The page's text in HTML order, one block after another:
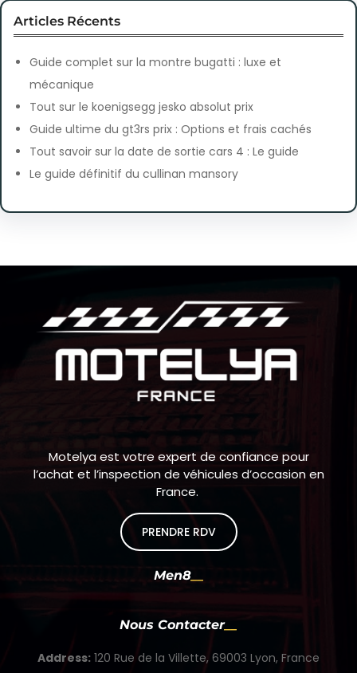
Articles Récents
Guide complet sur la montre bugatti : luxe et
mécanique
Tout sur le koenigsegg jesko absolut prix
Guide ultime du gt3rs prix : Options et frais cachés
Tout savoir sur la date de sortie cars 4 : Le guide
Le guide définitif du cullinan mansory
Motelya est votre expert de confiance pour
l’achat et l’inspection de véhicules d’occasion en
France.
PRENDRE RDV
Men8
Nous Contacter
Address: 120 Rue de la Villette, 69003 Lyon, France